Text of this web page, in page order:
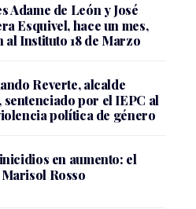
Adame de León y José
Esquivel, hace un mes,
al Instituto 18 de Marzo
Reverte, alcalde
sentenciado por el IEPC al
política de género
en aumento: el
Rosso